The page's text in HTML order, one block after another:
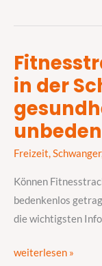
in der
Freizeit,Schwanger
Können
bedenkenlos
die wichtigsten
Fitnesstracker
(Wearables)
der
Schwangerschaft
–
weiterlesen »